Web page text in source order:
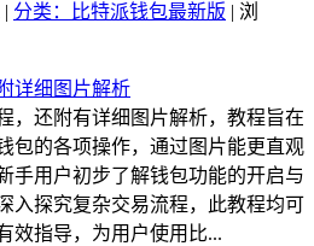
分类：比特派钱包最新版 | 浏
，还附有详细图片解析，教程旨在
包的各项操作，通过图片能更直观
手用户初步了解钱包功能的开启与
入探究复杂交易流程，此教程均可
效指导，为用户使用比...